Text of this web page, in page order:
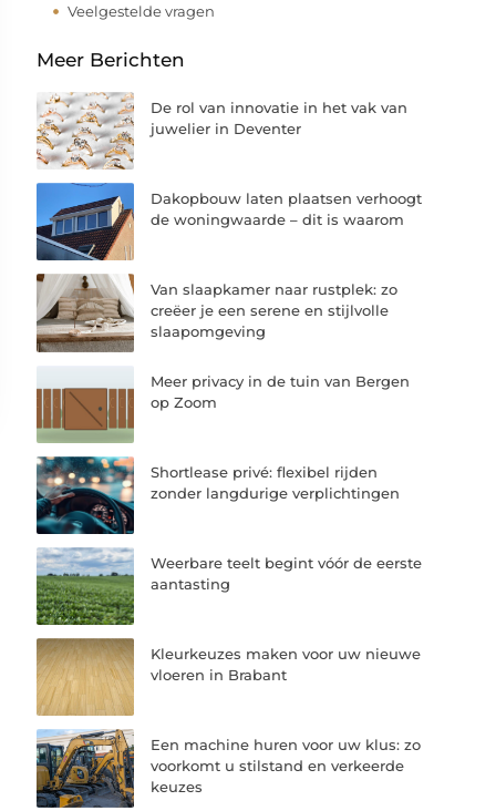
Veelgestelde vragen
Meer Berichten
De rol van innovatie in het vak van
juwelier in Deventer
Dakopbouw laten plaatsen verhoogt
de woningwaarde – dit is waarom
Van slaapkamer naar rustplek: zo
creëer je een serene en stijlvolle
slaapomgeving
Meer privacy in de tuin van Bergen
op Zoom
Shortlease privé: flexibel rijden
zonder langdurige verplichtingen
Weerbare teelt begint vóór de eerste
aantasting
Kleurkeuzes maken voor uw nieuwe
vloeren in Brabant
Een machine huren voor uw klus: zo
voorkomt u stilstand en verkeerde
keuzes